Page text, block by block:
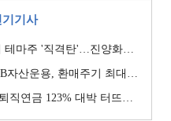
기사
'직격탄'…진양화학 하한가
용, 환매주기 최대 3일 단축
123% 대박 터뜨린 곳 어디?